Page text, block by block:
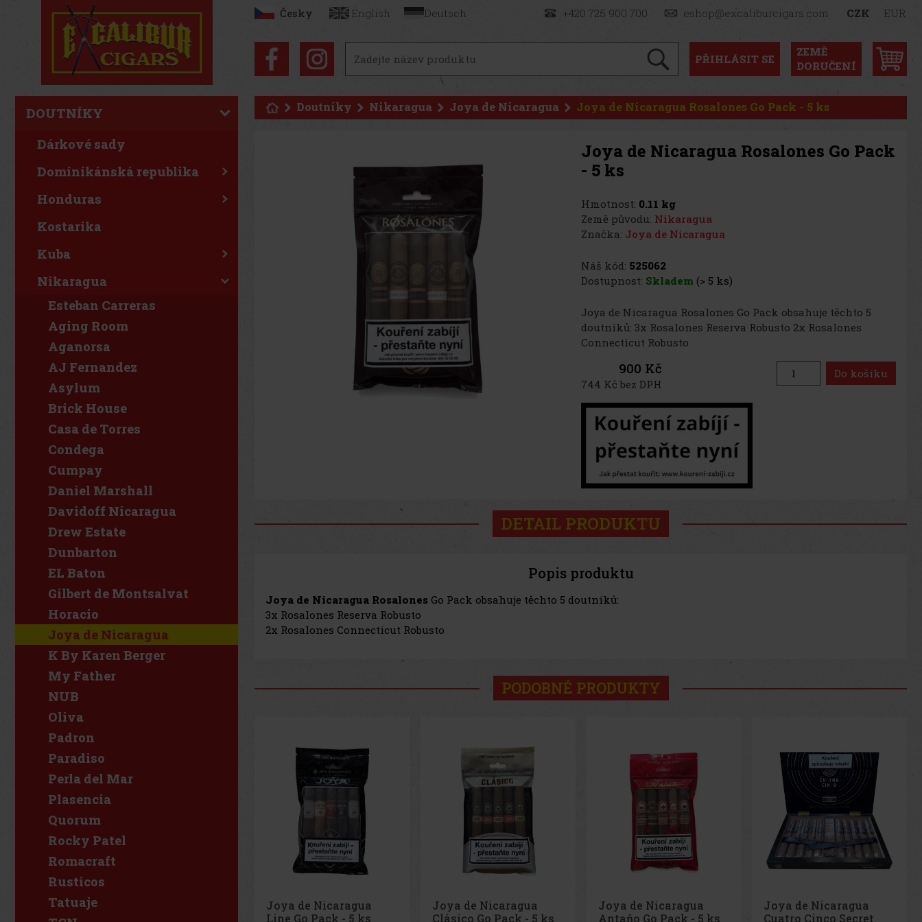
Česky English Deutsch +420 725 900 700 eshop@excaliburcigars.com CZK EUR
PŘIHLÁSIT SE
ZEMĚ
DORUČENÍ
DOUTNÍKY
Dárkové sady
Dominikánská republika
Honduras
Kostarika
Kuba
Nikaragua
Esteban Carreras
Aging Room
Aganorsa
AJ Fernandez
Asylum
Brick House
Casa de Torres
Condega
Cumpay
Daniel Marshall
Davidoff Nicaragua
Drew Estate
Dunbarton
EL Baton
Gilbert de Montsalvat
Horacio
Joya de Nicaragua
K By Karen Berger
My Father
NUB
Oliva
Padron
Paradiso
Perla del Mar
Plasencia
Quorum
Rocky Patel
Romacraft
Rusticos
Tatuaje
Doutníky Nikaragua Joya de Nicaragua Joya de Nicaragua Rosalones Go Pack - 5 ks
Joya de Nicaragua Rosalones Go Pack
- 5 ks
Hmotnost: 0.11 kg
Země původu: Nikaragua
Značka: Joya de Nicaragua
Náš kód: 525062
Dostupnost: Skladem (> 5 ks)
Joya de Nicaragua Rosalones Go Pack obsahuje těchto 5
doutníků: 3x Rosalones Reserva Robusto 2x Rosalones
Connecticut Robusto
900 Kč
744 Kč bez DPH
Do košíku
DETAIL PRODUKTU
Popis produktu
Joya de Nicaragua Rosalones Go Pack obsahuje těchto 5 doutníků:
3x Rosalones Reserva Robusto
2x Rosalones Connecticut Robusto
PODOBNÉ PRODUKTY
Joya de Nicaragua
Clásico Go Pack - 5 ks
Joya de Nicaragua
Antaňo Go Pack - 5 ks
Joya de Nicaragua
Cuatro Cinco Secret
Joya Red Cigarillo 1/10